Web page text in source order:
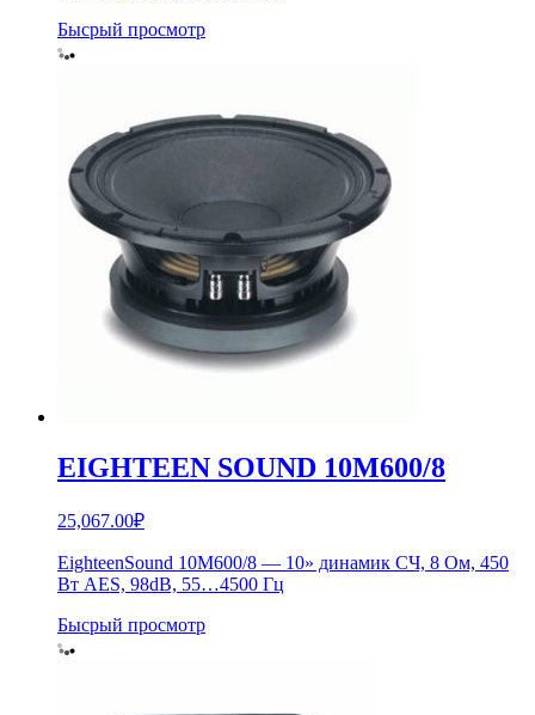
Бысрый просмотр
EIGHTEEN SOUND 10M600/8
25,067.00₽
EighteenSound 10M600/8 — 10» динамик СЧ, 8 Ом, 450
Вт AES, 98dB, 55…4500 Гц
Бысрый просмотр